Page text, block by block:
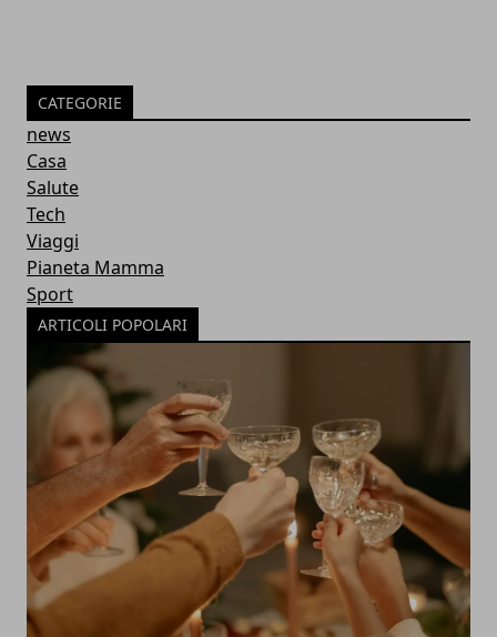
CATEGORIE
news
Casa
Salute
Tech
Viaggi
Pianeta Mamma
Sport
ARTICOLI POPOLARI